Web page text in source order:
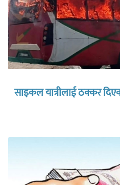
साइकल यात्रीलाई ठक्कर